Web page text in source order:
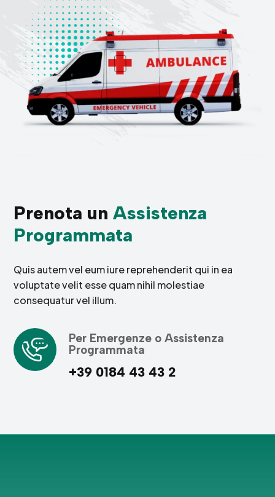
Prenota unAssistenza
Programmata
Quis autem vel eum iure reprehenderit qui in ea
voluptate velit esse quam nihil molestiae
consequatur vel illum.
Per Emergenze o Assistenza
Programmata
+39 0184 43 43 2